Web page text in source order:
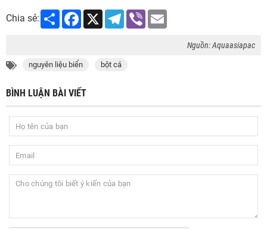
Chia sẻ: Share Facebook
X Telegram
Viber
Nguồn: Aquaasiapac
nguyên liệu biển bột cá
BÌNH LUẬN BÀI VIẾT